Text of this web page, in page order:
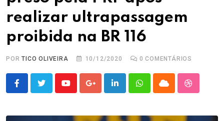
realizar ultrapassagem
proibida na BR 116
PORTICO OLIVEIRA 10/12/2020 0 COMENTÁRIOS
YoutubeGoogle+LinkedInWhatsappCloud